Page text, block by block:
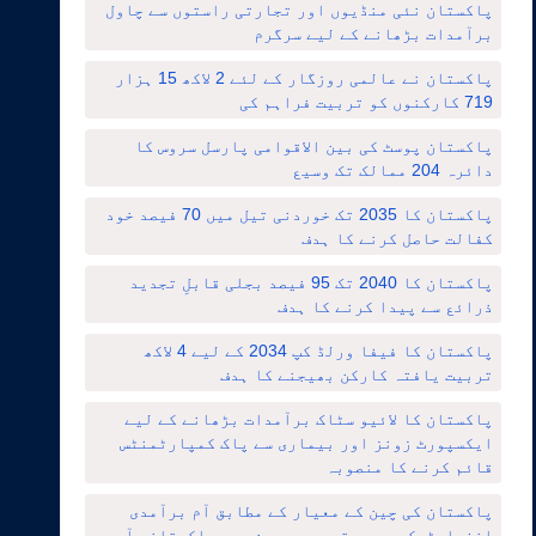
پاکستان نئی منڈیوں اور تجارتی راستوں سے چاول
برآمدات بڑھانے کے لیے سرگرم
پاکستان نے عالمی روزگار کے لئے 2 لاکھ 15 ہزار
719 کارکنوں کو تربیت فراہم کی
پاکستان پوسٹ کی بین الاقوامی پارسل سروس کا
دائرہ 204 ممالک تک وسیع
پاکستان کا 2035 تک خوردنی تیل میں 70 فیصد خود
کفالت حاصل کرنے کا ہدف
پاکستان کا 2040 تک 95 فیصد بجلی قابلِ تجدید
ذرائع سے پیدا کرنے کا ہدف
پاکستان کا فیفا ورلڈ کپ 2034 کے لیے 4 لاکھ
تربیت یافتہ کارکن بھیجنے کا ہدف
پاکستان کا لائیو سٹاک برآمدات بڑھانے کے لیے
ایکسپورٹ زونز اور بیماری سے پاک کمپارٹمنٹس
قائم کرنے کا منصوبہ
پاکستان کی چین کے معیار کے مطابق آم برآمدی